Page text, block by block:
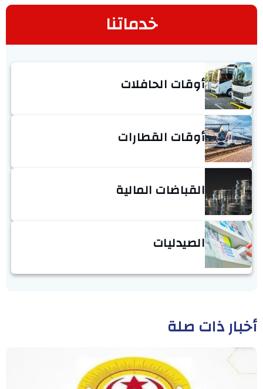
خدماتنا
أوقات الحافلات
أوقات القطارات
القباضات المالية
الصيدليات
أخبار ذات صلة